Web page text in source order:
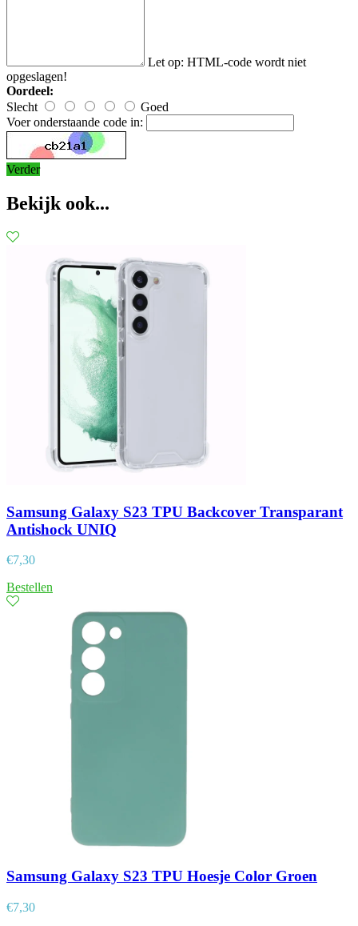
Let op: HTML-code wordt niet
opgeslagen!
Oordeel:
Slecht
Goed
Voer onderstaande code in:
Verder
Bekijk ook...
Samsung Galaxy S23 TPU Backcover Transparant
Antishock UNIQ
€7,30
Bestellen
Samsung Galaxy S23 TPU Hoesje Color Groen
€7,30